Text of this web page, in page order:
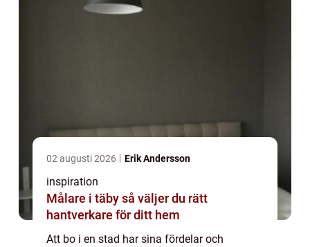
02 augusti 2026 Erik Andersson
inspiration
Målare i täby så väljer du rätt
hantverkare för ditt hem
Att bo i en stad har sina fördelar och